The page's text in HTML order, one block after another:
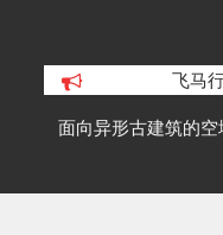
飞马
面向异形古建筑的
细化三维